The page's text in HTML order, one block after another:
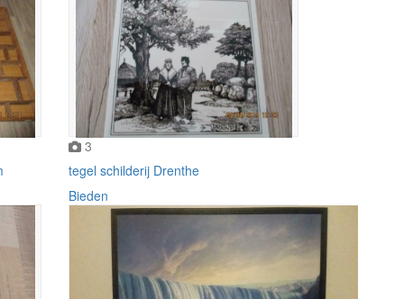
3
tegel schilderij Drenthe
Bieden